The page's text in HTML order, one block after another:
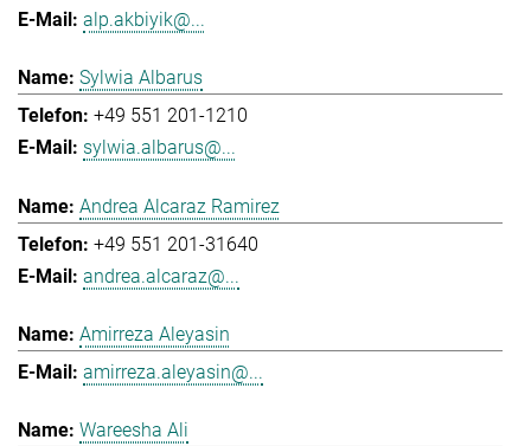
alp.akbiyik@...
Sylwia Albarus
+49 551 201-1210
sylwia.albarus@...
Andrea Alcaraz Ramirez
+49 551 201-31640
andrea.alcaraz@...
Amirreza Aleyasin
amirreza.aleyasin@...
Wareesha Ali